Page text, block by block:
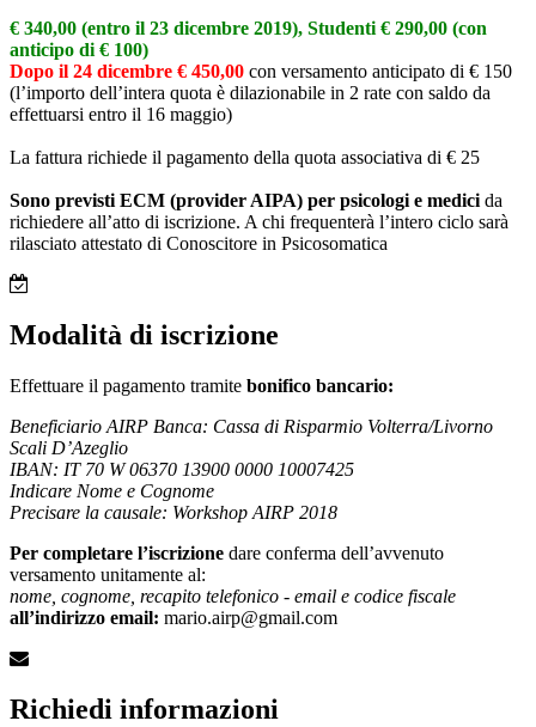
€ 340,00 (entro il 23 dicembre 2019), Studenti € 290,00 (con
anticipo di € 100)
Dopo il 24 dicembre € 450,00 con versamento anticipato di € 150
(l’importo dell’intera quota è dilazionabile in 2 rate con saldo da
effettuarsi entro il 16 maggio)
La fattura richiede il pagamento della quota associativa di € 25
Sono previsti ECM (provider AIPA) per psicologi e medicida
richiedere all’atto di iscrizione. A chi frequenterà l’intero ciclo sarà
rilasciato attestato di Conoscitore in Psicosomatica
Modalità di iscrizione
Effettuare il pagamento tramite bonifico bancario:
Beneficiario AIRP Banca: Cassa di Risparmio Volterra/Livorno
Scali D’Azeglio
IBAN: IT 70 W 06370 13900 0000 10007425
Indicare Nome e Cognome
Precisare la causale: Workshop AIRP 2018
Per completare l’iscrizione dare conferma dell’avvenuto
versamento unitamente al:
nome, cognome, recapito telefonico - email e codice fiscale
all’indirizzo email: mario.airp@gmail.com
Richiedi informazioni